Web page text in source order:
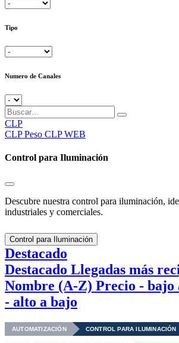
Tipo
Numero de Canales
CLP
CLP Peso CLP WEB
Control para Iluminación
Descubre nuestra control para iluminación,
industriales y comerciales.
Control para Iluminación
Destacado
Destacado Llegadas más
Nombre (A-Z) Precio - bajo
- alto a bajo
AUTOMATIZACIÓN CONTROL PARA ILUMINACIÓN